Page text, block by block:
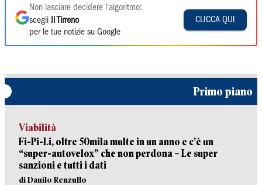
Non lasciare decidere l'algoritmo:
scegli
Il Tirreno
per le tue notizie su Google
CLICCA QUI
Primo piano
Viabilità
Fi-Pi-Li, oltre 50mila multe in un anno e c’è un
“super-autovelox” che non perdona – Le super
sanzioni e tutti i dati
di Danilo Renzullo